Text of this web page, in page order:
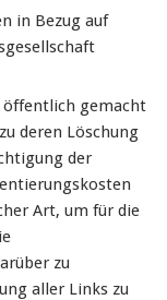
in Bezug auf
öffentlich gemacht
deren Löschung
der
Art, um für die
zu
aller Links zu